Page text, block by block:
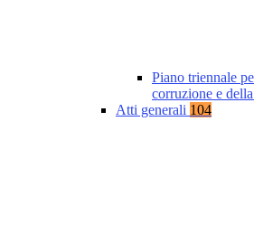
Piano triennale
corruzione e
Atti generali 104